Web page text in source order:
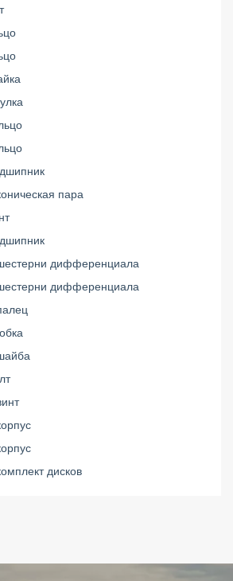
пара
дифференциала
дифференциала
дисков